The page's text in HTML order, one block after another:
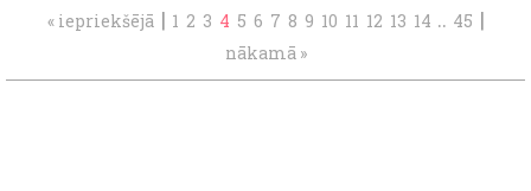
« iepriekšējā | 1 2 3 4 5 6 7 8 9 10 11 12 13 14 .. 45 |
nākamā »